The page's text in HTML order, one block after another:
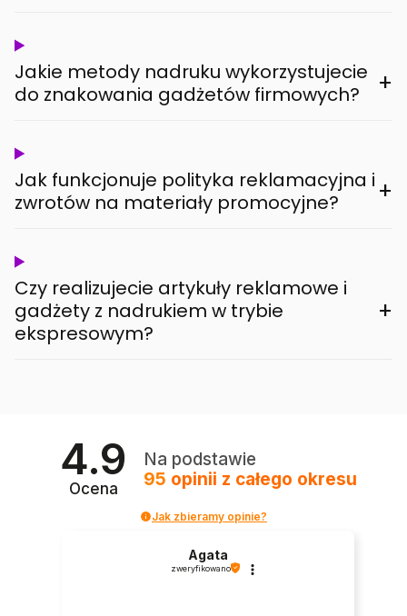
Jakie metody nadruku wykorzystujecie
do znakowania gadżetów firmowych?
+
Jak funkcjonuje polityka reklamacyjna i
zwrotów na materiały promocyjne?
+
Czy realizujecie artykuły reklamowe i
gadżety z nadrukiem w trybie
ekspresowym?
+
4.9
Ocena
Na podstawie
95 opinii z całego okresu
Jak zbieramy opinie?
Agata
zweryfikowano